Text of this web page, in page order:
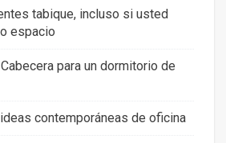
tabique, incluso si usted
espacio
para un dormitorio de
contemporáneas de oficina